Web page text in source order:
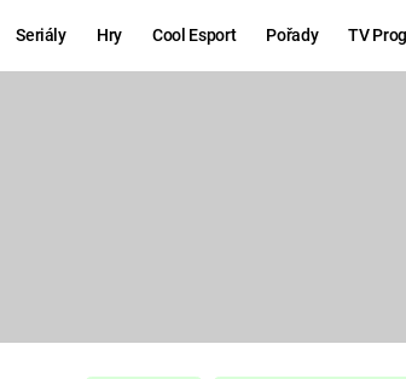
Seriály Hry Cool Esport Pořady TV